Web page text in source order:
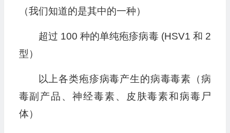
（我们知道的是其中的一种）
超过 100 种的单纯疱疹病毒 (HSV1 和 2
型）
以上各类疱疹病毒产生的病毒毒素（病
毒副产品、神经毒素、皮肤毒素和病毒尸
体）